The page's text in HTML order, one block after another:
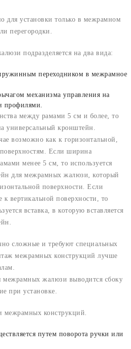
для установки только в межрамном
перегородки.
подразделяется на два вида:
переходником в межрамное
механизма управления на
профилями.
между рамами 5 см и более, то
универсальный кронштейн.
возможно как к горизонтальной,
Если ширина
менее 5 см, то используется
для межрамных жалюзи, который
поверхности. Если
к вертикальной поверхности, то
вставка, в которую вставляется
сложные и требуют специальных
межрамных конструкций лучше
межрамных жалюзи выводится сбоку
при установке.
межрамных конструкций.
путем поворота ручки или